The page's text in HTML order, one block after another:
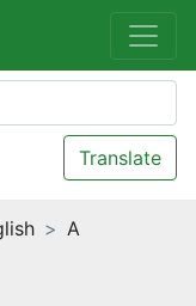
Translate
A